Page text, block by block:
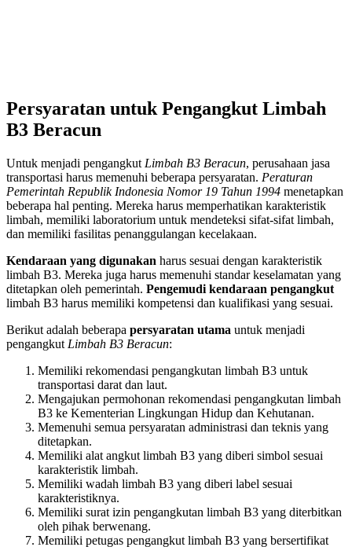
Persyaratan untuk Pengangkut Limbah
B3 Beracun
Untuk menjadi pengangkut Limbah B3 Beracun, perusahaan jasa
transportasi harus memenuhi beberapa persyaratan. Peraturan
Pemerintah Republik Indonesia Nomor 19 Tahun 1994 menetapkan
beberapa hal penting. Mereka harus memperhatikan karakteristik
limbah, memiliki laboratorium untuk mendeteksi sifat-sifat limbah,
dan memiliki fasilitas penanggulangan kecelakaan.
Kendaraan yang digunakan harus sesuai dengan karakteristik
limbah B3. Mereka juga harus memenuhi standar keselamatan yang
ditetapkan oleh pemerintah. Pengemudi kendaraan pengangkut
limbah B3 harus memiliki kompetensi dan kualifikasi yang sesuai.
Berikut adalah beberapa persyaratan utama untuk menjadi
pengangkut Limbah B3 Beracun:
Memiliki rekomendasi pengangkutan limbah B3 untuk
transportasi darat dan laut.
Mengajukan permohonan rekomendasi pengangkutan limbah
B3 ke Kementerian Lingkungan Hidup dan Kehutanan.
Memenuhi semua persyaratan administrasi dan teknis yang
ditetapkan.
Memiliki alat angkut limbah B3 yang diberi simbol sesuai
karakteristik limbah.
Memiliki wadah limbah B3 yang diberi label sesuai
karakteristiknya.
Memiliki surat izin pengangkutan limbah B3 yang diterbitkan
oleh pihak berwenang.
Memiliki petugas pengangkut limbah B3 yang bersertifikat